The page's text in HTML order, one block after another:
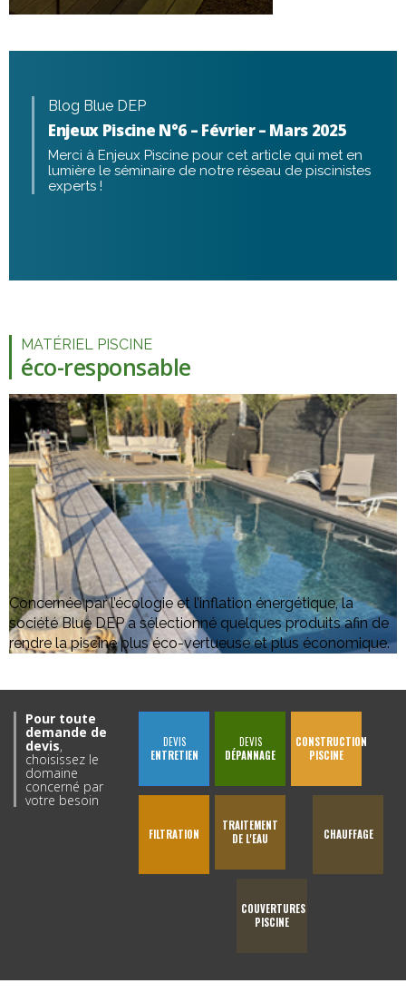
Blog Blue DEP
Enjeux Piscine N°6 – Février – Mars 2025
Merci à Enjeux Piscine pour cet article qui met en
lumière le séminaire de notre réseau de piscinistes
experts !
MATÉRIEL PISCINE
éco-responsable
Concernée par l’écologie et l’inflation énergétique, la
société Blue DEP a sélectionné quelques produits afin de
rendre la piscine plus éco-vertueuse et plus économique.
Pour toute
demande de
devis,
choisissez le
domaine
concerné par
votre besoin
DEVIS
ENTRETIEN
DEVIS
DÉPANNAGE
CONSTRUCTION
PISCINE
FILTRATION
TRAITEMENT
DE L'EAU
CHAUFFAGE
COUVERTURES
PISCINE